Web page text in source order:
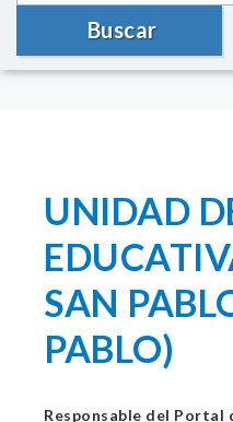
Buscar
UNIDAD
SAN
PABLO)
Responsable del Portal